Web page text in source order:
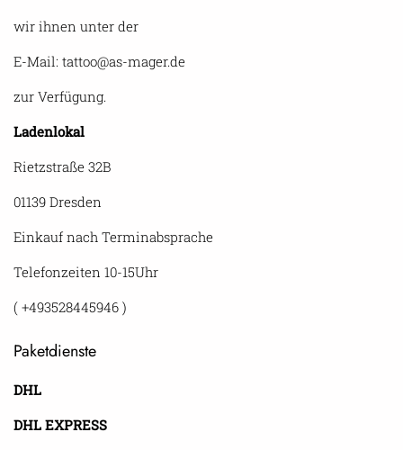
wir ihnen unter der
E-Mail: tattoo@as-mager.de
zur Verfügung.
Ladenlokal
Rietzstraße 32B
01139 Dresden
Einkauf nach Terminabsprache
Telefonzeiten 10-15Uhr
( +493528445946 )
Paketdienste
DHL
DHL EXPRESS